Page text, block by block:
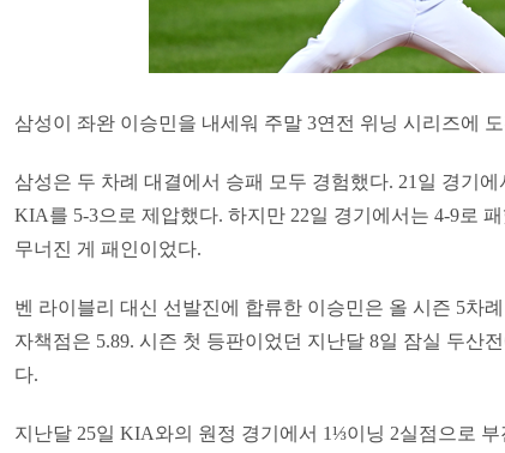
삼성이 좌완 이승민을 내세워 주말 3연전 위닝 시리즈에
삼성은 두 차례 대결에서 승패 모두 경험했다. 21일 경기
KIA를 5-3으로 제압했다. 하지만 22일 경기에서는 4-9로
무너진 게 패인이었다.
벤 라이블리 대신 선발진에 합류한 이승민은 올 시즌 5차
자책점은 5.89. 시즌 첫 등판이었던 지난달 8일 잠실 두산
다.
지난달 25일 KIA와의 원정 경기에서 1⅓이닝 2실점으로